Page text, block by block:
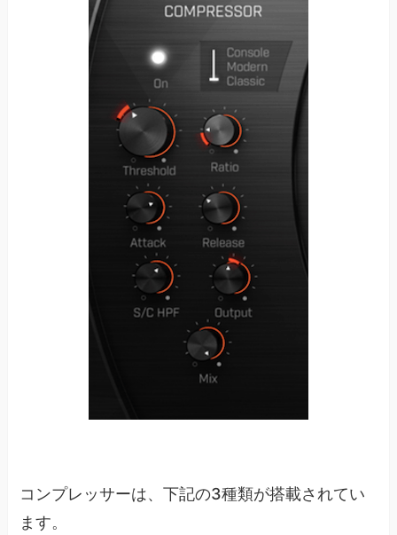
コンプレッサーは、下記の3種類が搭載されてい
ます。